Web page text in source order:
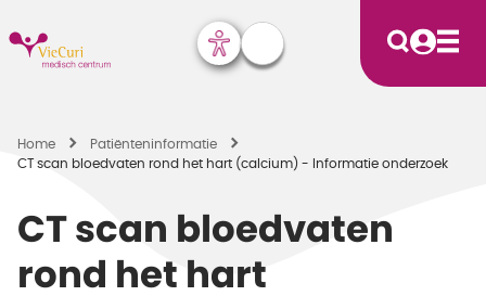
Home
Patiënten­informatie
CT scan bloedvaten rond het hart (calcium) - Informatie onderzoek
CT scan bloedvaten
rond het hart